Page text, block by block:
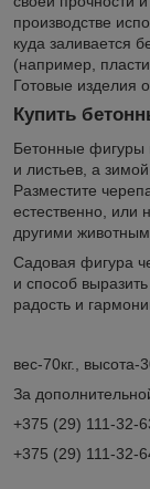
производстве
куда заливается
(например,
Готовые изделия
Купить
Бетонные фигуры
и листьев, а
Разместите
естественно, или
другими
Садовая фигура
и способ
радость и
вес-70кг., высота-
За
+375 (29) 111-32-
+375 (29) 111-32-